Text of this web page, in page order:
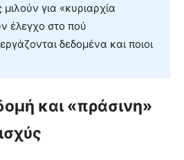
για «κυριαρχία
έλεγχο στο πού
δεδομένα και ποιοι
και «πράσινη»